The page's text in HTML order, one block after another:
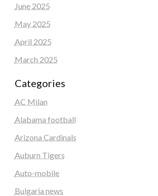
June 2025
May 2025
April 2025
March 2025
Categories
AC Milan
Alabama football
Arizona Cardinals
Auburn Tigers
Auto-mobile
Bulgaria news